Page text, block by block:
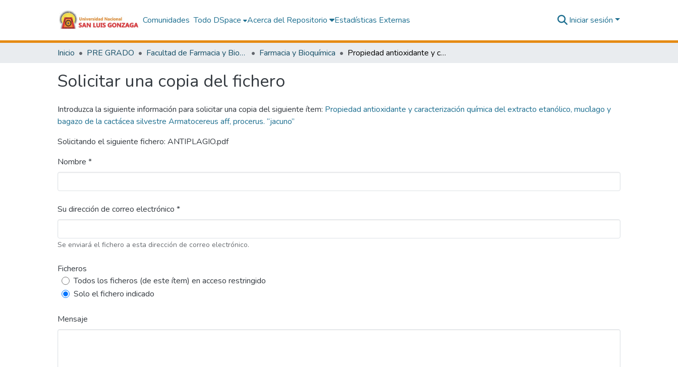
Comunidades Todo DSpace Acerca del Repositorio Estadísticas Externas Iniciar sesión
Inicio PRE GRADO Facultad de Farmacia y Bioquímica Farmacia y Bioquímica Propiedad antioxidante y caracterización química del extracto etanólico, mucílago y bagazo de la cactácea silvestre Armatocereus aff, procerus. “jacuno”
Solicitar una copia del fichero
Introduzca la siguiente información para solicitar una copia del siguiente ítem: Propiedad antioxidante y caracterización química del extracto etanólico, mucílago y
bagazo de la cactácea silvestre Armatocereus aff, procerus. “jacuno”
Solicitando el siguiente fichero: ANTIPLAGIO.pdf
Nombre *
Su dirección de correo electrónico *
Se enviará el fichero a esta dirección de correo electrónico.
Ficheros
Todos los ficheros (de este ítem) en acceso restringido
Solo el fichero indicado
Mensaje